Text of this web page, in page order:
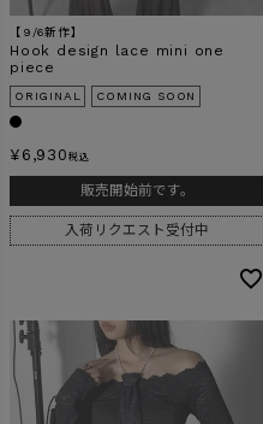
【9/6新作】
Hook design lace mini one
piece
ORIGINAL COMING SOON
¥ 6,930 税込
販売開始前です。
入荷リクエスト受付中